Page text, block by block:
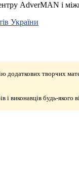
AdverMAN і
України
додаткових творчих
і виконавців будь-якого